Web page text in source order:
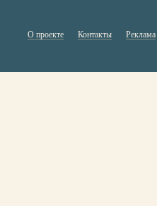
О проекте Контакты Реклама